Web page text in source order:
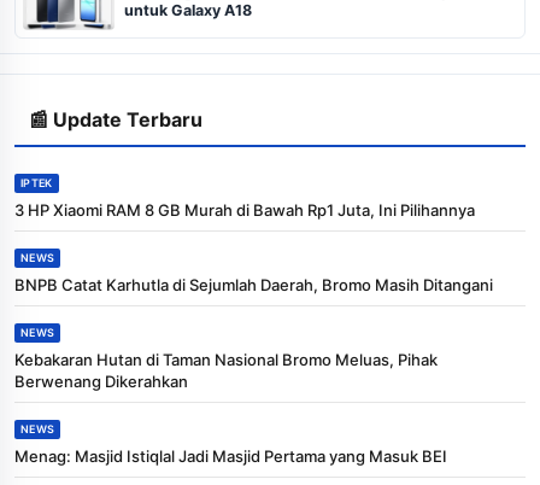
untuk Galaxy A18
📰 Update Terbaru
IPTEK
3 HP Xiaomi RAM 8 GB Murah di Bawah Rp1 Juta, Ini Pilihannya
NEWS
BNPB Catat Karhutla di Sejumlah Daerah, Bromo Masih Ditangani
NEWS
Kebakaran Hutan di Taman Nasional Bromo Meluas, Pihak
Berwenang Dikerahkan
NEWS
Menag: Masjid Istiqlal Jadi Masjid Pertama yang Masuk BEI